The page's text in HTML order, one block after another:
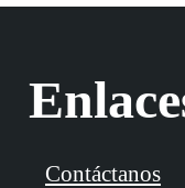
Contáctanos